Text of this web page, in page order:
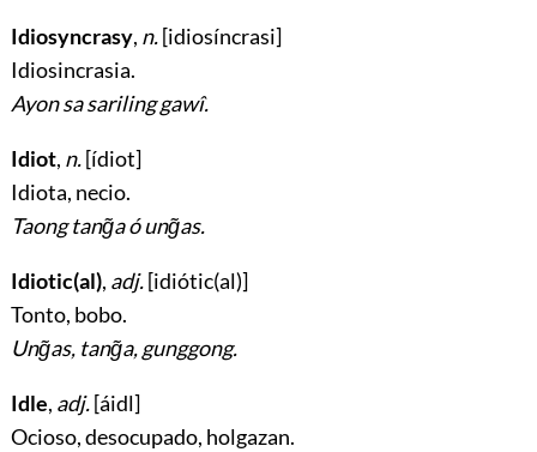
Idiosyncrasy, n.[idiosíncrasi]
Idiosincrasia.
Ayon sa sariling gawî.
Idiot, n.[ídiot]
Idiota, necio.
Taong tang̃a ó ung̃as.
Idiotic(al), adj.[idiótic(al)]
Tonto, bobo.
Ung̃as, tang̃a, gunggong.
Idle, adj.[áidl]
Ocioso, desocupado, holgazan.